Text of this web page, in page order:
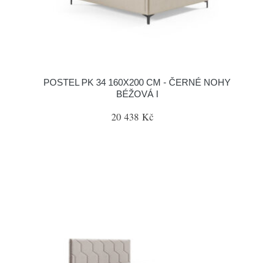
POSTEL PK 34 160X200 CM - ČERNÉ NOHY
BÉŽOVÁ I
20 438 Kč